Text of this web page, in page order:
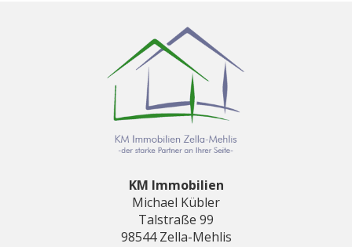
KM Immobilien
Michael Kübler
Talstraße 99
98544 Zella-Mehlis